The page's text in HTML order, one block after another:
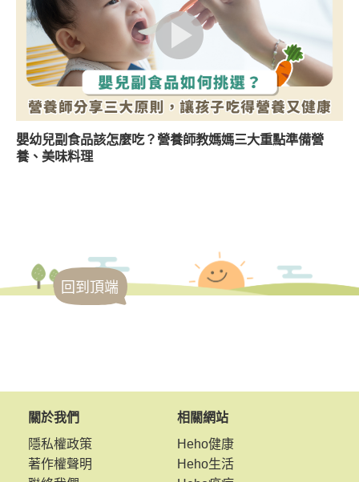
嬰幼兒副食品該怎麼吃？營養師教媽媽三大重點準備營
養、美味料理
回到頂端
關於我們
隱私權政策
著作權聲明
相關網站
Heho健康
Heho生活